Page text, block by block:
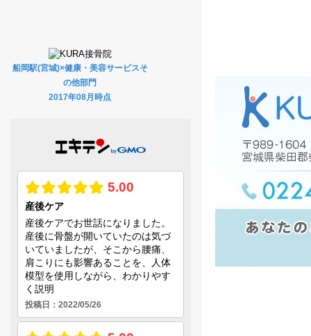
船岡駅(宮城)×健康・美容サービスそ
の他部門
2017年08月時点